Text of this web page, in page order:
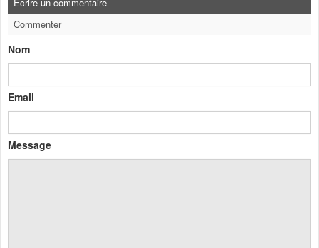
Commenter
Nom
Email
Message